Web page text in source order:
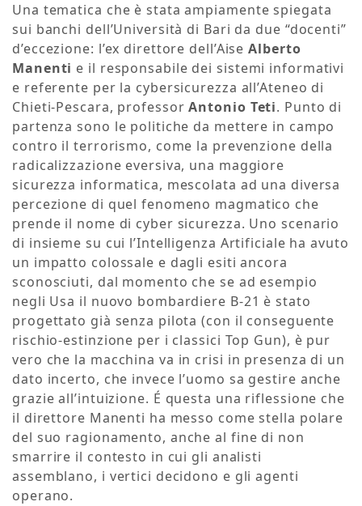
Una tematica che è stata ampiamente spiegata
sui banchi dell’Università di Bari da due “docenti”
d’eccezione: l’ex direttore dell’AiseAlberto
Manenti e il responsabile dei sistemi informativi
e referente per la cybersicurezza all’Ateneo di
Chieti-Pescara, professorAntonio Teti. Punto di
partenza sono le politiche da mettere in campo
contro il terrorismo, come la prevenzione della
radicalizzazione eversiva, una maggiore
sicurezza informatica, mescolata ad una diversa
percezione di quel fenomeno magmatico che
prende il nome di cyber sicurezza. Uno scenario
di insieme su cui l’Intelligenza Artificiale ha avuto
un impatto colossale e dagli esiti ancora
sconosciuti, dal momento che se ad esempio
negli Usa il nuovo bombardiere B-21 è stato
progettato già senza pilota (con il conseguente
rischio-estinzione per i classici Top Gun), è pur
vero che la macchina va in crisi in presenza di un
dato incerto, che invece l’uomo sa gestire anche
grazie all’intuizione. É questa una riflessione che
il direttore Manenti ha messo come stella polare
del suo ragionamento, anche al fine di non
smarrire il contesto in cui gli analisti
assemblano, i vertici decidono e gli agenti
operano.